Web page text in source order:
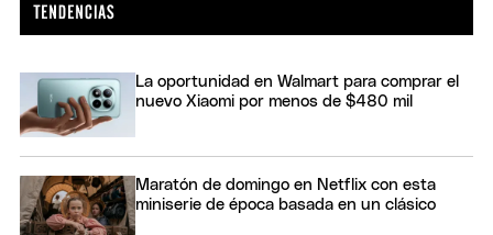
La oportunidad en Walmart para comprar el
nuevo Xiaomi por menos de $480 mil
Maratón de domingo en Netflix con esta
miniserie de época basada en un clásico